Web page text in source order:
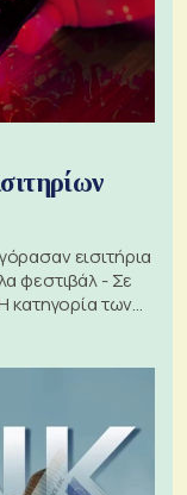
εισιτήρια
φεστιβάλ - Σε
κατηγορία των